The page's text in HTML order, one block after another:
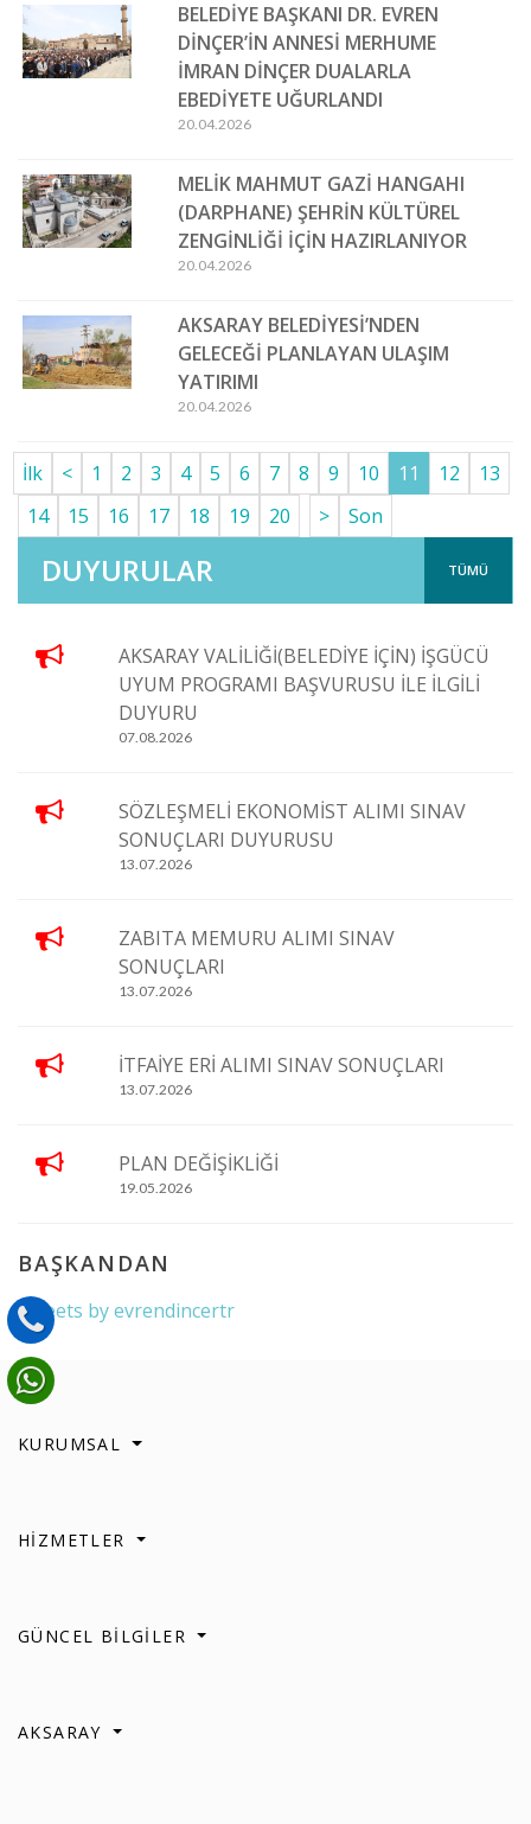
TÜMÜ
DUYURULAR
AKSARAY VALİLİĞİ(BELEDİYE İÇİN) İŞGÜCÜ
UYUM PROGRAMI BAŞVURUSU İLE İLGİLİ
DUYURU
07.08.2026
SÖZLEŞMELİ EKONOMİST ALIMI SINAV
SONUÇLARI DUYURUSU
13.07.2026
ZABITA MEMURU ALIMI SINAV
SONUÇLARI
13.07.2026
İTFAİYE ERİ ALIMI SINAV SONUÇLARI
13.07.2026
PLAN DEĞİŞİKLİĞİ
19.05.2026
BAŞKANDAN
Tweets by evrendincertr
BELEDİYE BAŞKANI DR. EVREN
DİNÇER’İN ANNESİ MERHUME
İMRAN DİNÇER DUALARLA
EBEDİYETE UĞURLANDI
20.04.2026
MELİK MAHMUT GAZİ HANGAHI
(DARPHANE) ŞEHRİN KÜLTÜREL
ZENGİNLİĞİ İÇİN HAZIRLANIYOR
20.04.2026
AKSARAY BELEDİYESİ’NDEN
GELECEĞİ PLANLAYAN ULAŞIM
YATIRIMI
20.04.2026
İlk < 1 2 3 4 5 6 7 8 9 10 11 12
13
14
15 16 17 18 19 20 > Son
KURUMSAL
HİZMETLER
GÜNCEL BİLGİLER
AKSARAY